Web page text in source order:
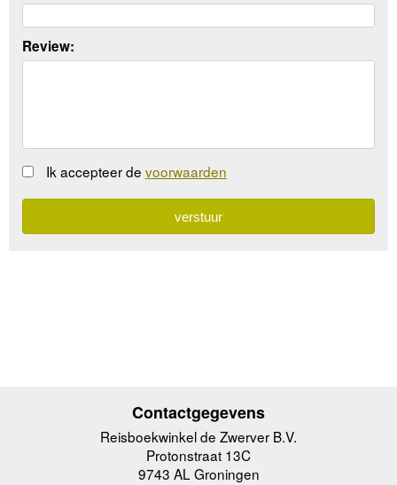
Review:
Ik accepteer de voorwaarden
Contactgegevens
Reisboekwinkel de Zwerver B.V.
Protonstraat 13C
9743 AL Groningen